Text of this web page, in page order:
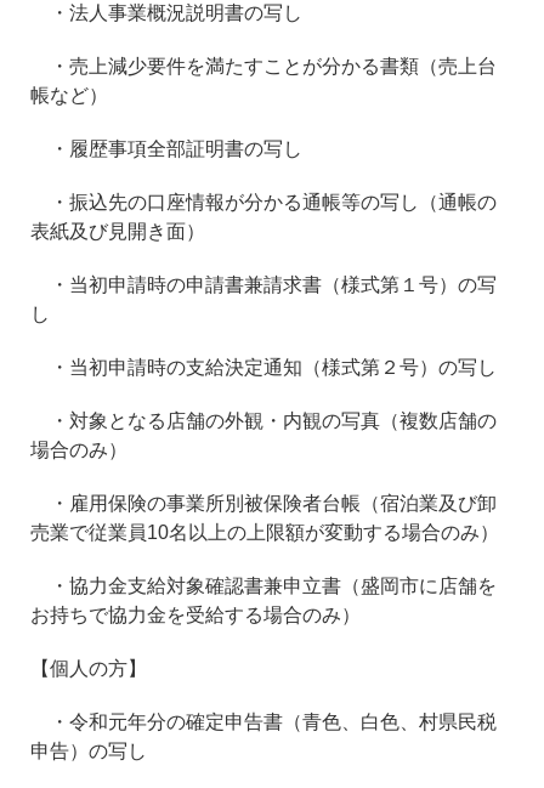
・法人事業概況説明書の写し
・売上減少要件を満たすことが分かる書類（売上台
帳など）
・履歴事項全部証明書の写し
・振込先の口座情報が分かる通帳等の写し（通帳の
表紙及び見開き面）
・当初申請時の申請書兼請求書（様式第１号）の写
し
・当初申請時の支給決定通知（様式第２号）の写し
・対象となる店舗の外観・内観の写真（複数店舗の
場合のみ）
・雇用保険の事業所別被保険者台帳（宿泊業及び卸
売業で従業員10名以上の上限額が変動する場合のみ）
・協力金支給対象確認書兼申立書（盛岡市に店舗を
お持ちで協力金を受給する場合のみ）
【個人の方】
・令和元年分の確定申告書（青色、白色、村県民税
申告）の写し